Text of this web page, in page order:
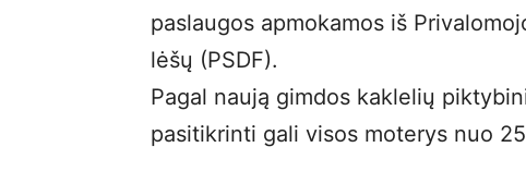
paslaugos apmokamos iš
lėšų (PSDF).
Pagal naują gimdos kaklelių
pasitikrinti gali visos moterys nuo